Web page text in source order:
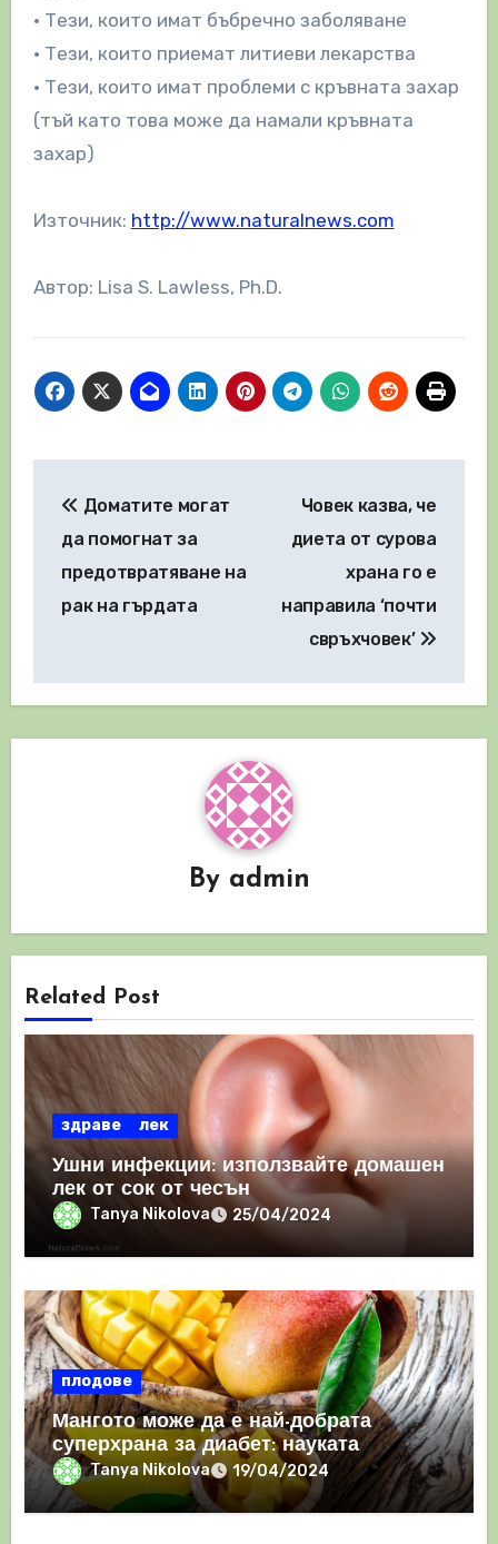
• Тези, които имат бъбречно заболяване
• Тези, които приемат литиеви лекарства
• Тези, които имат проблеми с кръвната захар
(тъй като това може да намали кръвната
захар)
Източник: http://www.naturalnews.com
Автор: Lisa S. Lawless, Ph.D.
Доматите могат
да помогнат за
предотвратяване на
рак на гърдата
Човек казва, че
диета от сурова
храна го е
направила ‘почти
свръхчовек’
By admin
Related Post
здраве лек
Ушни инфекции: използвайте домашен
лек от сок от чесън
Tanya Nikolova 25/04/2024
плодове
Мангото може да е най-добрата
суперхрана за диабет: науката
открива, че контролира както
кръвната захар, така и кръвното
налягане
Tanya Nikolova 19/04/2024